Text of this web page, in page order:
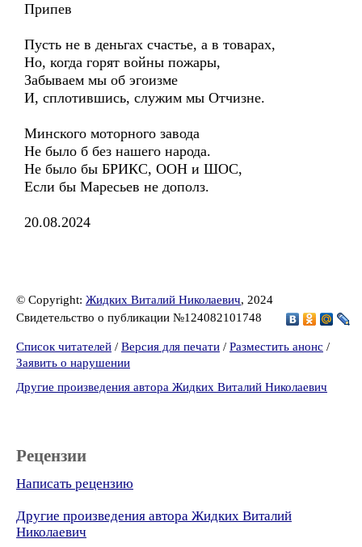
Припев
Пусть не в деньгах счастье, а в товарах,
Но, когда горят войны пожары,
Забываем мы об эгоизме
И, сплотившись, служим мы Отчизне.
Минского моторного завода
Не было б без нашего народа.
Не было бы БРИКС, ООН и ШОС,
Если бы Маресьев не дополз.
20.08.2024
© Copyright: Жидких Виталий Николаевич, 2024
Свидетельство о публикации №124082101748
Список читателей / Версия для печати / Разместить анонс /
Заявить о нарушении
Другие произведения автора Жидких Виталий Николаевич
Рецензии
Написать рецензию
Другие произведения автора Жидких Виталий
Николаевич